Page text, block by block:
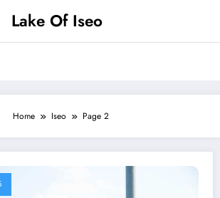
Lake Of Iseo
Home Iseo Page 2